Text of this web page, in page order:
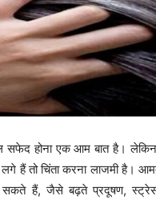
सफेद होना एक आम बात है।
हैं तो चिंता करना लाजमी है।
हैं, जैसे बढ़ते प्रदूषण, स्‍ट्रेस,